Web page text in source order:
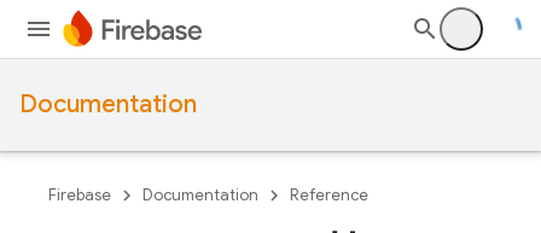
Documentation
Firebase Documentation Reference